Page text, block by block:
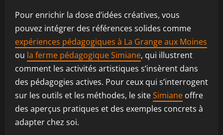
Pour enrichir la dose d’idées créatives, vous
pouvez intégrer des références solides comme
expériences pédagogiques à La Grange aux Moines
ou la ferme pédagogique Simiane, qui illustrent
comment les activités artistiques s’insèrent dans
des pédagogies actives. Pour ceux qui s’interrogent
sur les outils et les méthodes, le siteSimiane offre
des aperçus pratiques et des exemples concrets à
adapter chez soi.